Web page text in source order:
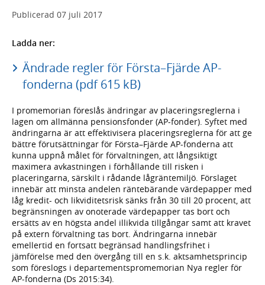
Publicerad 07 juli 2017
Ladda ner:
Ändrade regler för Första–Fjärde AP-
fonderna (pdf 615 kB)
I promemorian föreslås ändringar av placeringsreglerna i
lagen om allmänna pensionsfonder (AP-fonder). Syftet med
ändringarna är att effektivisera placeringsreglerna för att ge
bättre förutsättningar för Första–Fjärde AP-fonderna att
kunna uppnå målet för förvaltningen, att långsiktigt
maximera avkastningen i förhållande till risken i
placeringarna, särskilt i rådande lågräntemiljö. Förslaget
innebär att minsta andelen räntebärande värdepapper med
låg kredit- och likviditetsrisk sänks från 30 till 20 procent, att
begränsningen av onoterade värdepapper tas bort och
ersätts av en högsta andel illikvida tillgångar samt att kravet
på extern förvaltning tas bort. Ändringarna innebär
emellertid en fortsatt begränsad handlingsfrihet i
jämförelse med den övergång till en s.k. aktsamhetsprincip
som föreslogs i departementspromemorian Nya regler för
AP-fonderna (Ds 2015:34).